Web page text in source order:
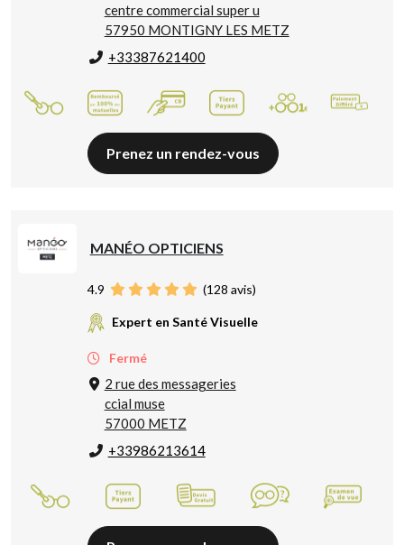
centre commercial super u
57950 MONTIGNY LES METZ
+33387621400
Prenez un rendez-vous
MANÉO OPTICIENS
4.9 (128 avis)
Expert en Santé Visuelle
Fermé
2 rue des messageries
ccial muse
57000 METZ
+33986213614